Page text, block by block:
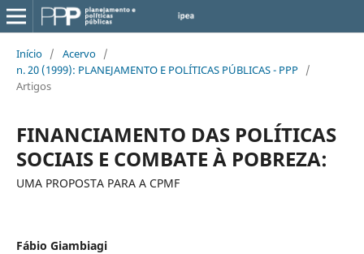
Início / Acervo /
n. 20 (1999): PLANEJAMENTO E POLÍTICAS PÚBLICAS - PPP /
Artigos
FINANCIAMENTO DAS POLÍTICAS
SOCIAIS E COMBATE À POBREZA:
UMA PROPOSTA PARA A CPMF
Fábio Giambiagi